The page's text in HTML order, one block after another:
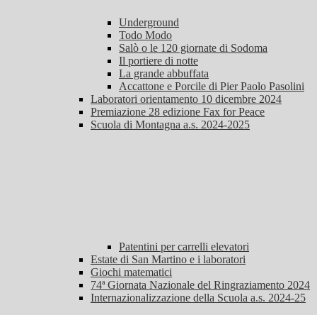
Underground
Todo Modo
Salò o le 120 giornate di Sodoma
Il portiere di notte
La grande abbuffata
Accattone e Porcile di Pier Paolo Pasolini
Laboratori orientamento 10 dicembre 2024
Premiazione 28 edizione Fax for Peace
Scuola di Montagna a.s. 2024-2025
Patentini per carrelli elevatori
Estate di San Martino e i laboratori
Giochi matematici
74ª Giornata Nazionale del Ringraziamento 2024
Internazionalizzazione della Scuola a.s. 2024-25